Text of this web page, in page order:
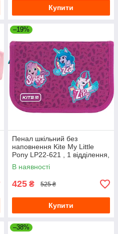
Купити
–19%
Пенал шкільний без
наповнення Kite My Little
Pony LP22-621 , 1 відділення,
1 відворот
В наявності
425 ₴ 525 ₴
Купити
–38%